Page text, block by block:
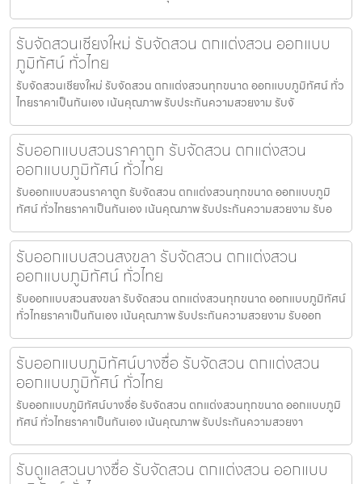
รับจัดสวนเชียงใหม่ รับจัดสวน ตกแต่งสวน ออกแบบ
ภูมิทัศน์ ทั่วไทย
รับจัดสวนเชียงใหม่ รับจัดสวน ตกแต่งสวนทุกขนาด ออกแบบภูมิทัศน์ ทั่ว
ไทยราคาเป็นกันเอง เน้นคุณภาพ รับประกันความสวยงาม รับจั
รับออกแบบสวนราคาถูก รับจัดสวน ตกแต่งสวน
ออกแบบภูมิทัศน์ ทั่วไทย
รับออกแบบสวนราคาถูก รับจัดสวน ตกแต่งสวนทุกขนาด ออกแบบภูมิ
ทัศน์ ทั่วไทยราคาเป็นกันเอง เน้นคุณภาพ รับประกันความสวยงาม รับอ
รับออกแบบสวนสงขลา รับจัดสวน ตกแต่งสวน
ออกแบบภูมิทัศน์ ทั่วไทย
รับออกแบบสวนสงขลา รับจัดสวน ตกแต่งสวนทุกขนาด ออกแบบภูมิทัศน์
ทั่วไทยราคาเป็นกันเอง เน้นคุณภาพ รับประกันความสวยงาม รับออก
รับออกแบบภูมิทัศน์บางซื่อ รับจัดสวน ตกแต่งสวน
ออกแบบภูมิทัศน์ ทั่วไทย
รับออกแบบภูมิทัศน์บางซื่อ รับจัดสวน ตกแต่งสวนทุกขนาด ออกแบบภูมิ
ทัศน์ ทั่วไทยราคาเป็นกันเอง เน้นคุณภาพ รับประกันความสวยงา
รับดูแลสวนบางซื่อ รับจัดสวน ตกแต่งสวน ออกแบบ